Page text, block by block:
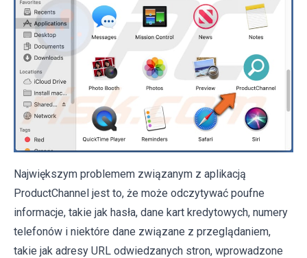
Największym problemem związanym z aplikacją
ProductChannel jest to, że może odczytywać poufne
informacje, takie jak hasła, dane kart kredytowych, numery
telefonów i niektóre dane związane z przeglądaniem,
takie jak adresy URL odwiedzanych stron, wprowadzone